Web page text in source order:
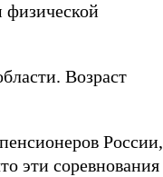
физической
Возраст
России,
эти соревнования